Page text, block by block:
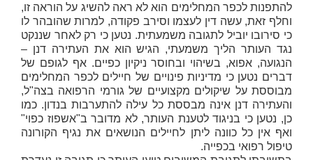
להתפנות לכפר המחלימים הוא לא ראה להשיג על הוראה זו,
וחלף זאת, עשה דין לעצמו וסירב פקודה, למרות שהובהר לו
כי סירובו יוביל לתגובה משמעתית. נטען כי רק לאחר שננקט
נגד העותר הליך משמעתי, הגיש הוא את העתירה דנן –
הנגועה, אפוא, בשיהוי ובחוסר ניקיון כפיים. אף לגופם של
דברים נטען כי מדיניות פינויים של חיילים לכפר המחלימים
מבוססת על שיקולים מקצועיים של גורמי הרפואה בצה"ל,
והעתירה דנן אינה מבססת כל עילה להתערבות בנדון. כמו
כן, נטען כי בניגוד לטענת העותר, לא מדובר ב"אשפוז כפוי"
ואף אין כל כוונה ליתן לחיילים הנושאים את נגיף הקורונה
טיפול רפואי בכפייה.